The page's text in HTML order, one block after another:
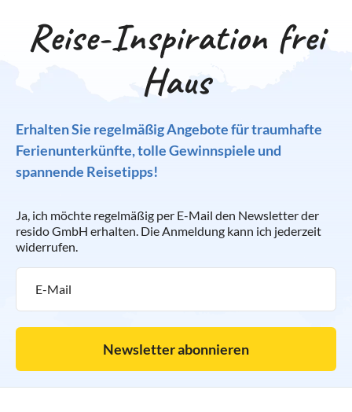
Reise-Inspiration frei
Haus
Erhalten Sie regelmäßig Angebote für traumhafte
Ferienunterkünfte, tolle Gewinnspiele und
spannende Reisetipps!
Ja, ich möchte regelmäßig per E-Mail den Newsletter der
resido GmbH erhalten. Die Anmeldung kann ich jederzeit
widerrufen.
Newsletter abonnieren